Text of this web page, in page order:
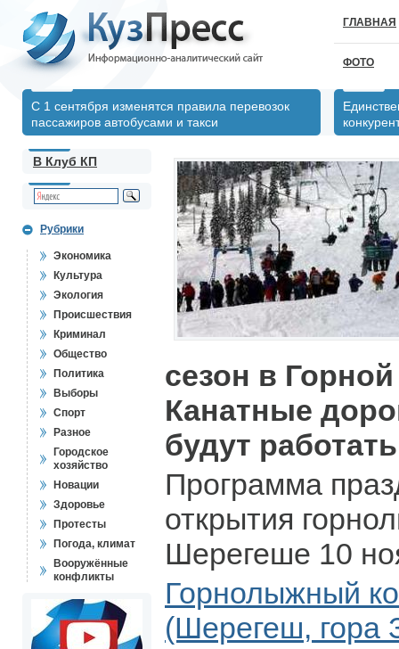
ГЛАВНАЯ
ФОТО
С 1 сентября изменятся правила перевозок
пассажиров автобусами и такси
В Клуб КП
Рубрики
Экономика
Культура
Экология
Происшествия
Криминал
Общество
Политика
Выборы
Спорт
Разное
Городское
хозяйство
Новации
Здоровье
Протесты
Погода, климат
Вооружённые
конфликты
сезон в
Канатные
будут
Программа
открытия
Шерегеше 10
Горнолыжный
(Шерегеш, гора